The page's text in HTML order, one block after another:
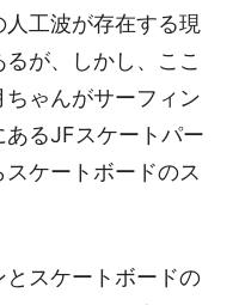
工波が存在する現
が、しかし、ここ
ゃんがサーフィン
るJFスケートパー
ケートボードのス
とスケートボードの